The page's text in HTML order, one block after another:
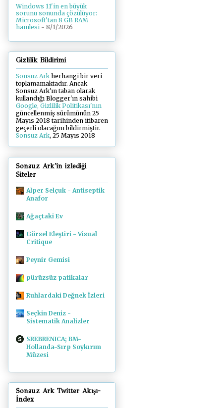
Windows 11'in en büyük
sorunu sonunda çözülüyor:
Microsoft'tan 8 GB RAM
hamlesi - 8/1/2026
Gizlilik Bildirimi
Sonsuz Arkherhangi bir veri
toplamamaktadır. Ancak
Sonsuz Ark'ın taban olarak
kullandığı Blogger'ın sahibi
Google, Gizlilik Politikası'nın
güncellenmiş sürümünün 25
Mayıs 2018 tarihinden itibaren
geçerli olacağını bildirmiştir.
Sonsuz Ark, 25 Mayıs 2018
Sonsuz Ark'in izlediği
Siteler
Alper Selçuk - Antiseptik
Anafor
Ağaçtaki Ev
Görsel Eleştiri - Visual
Critique
Peynir Gemisi
pürüzsüz patikalar
Ruhlardaki Değnek İzleri
Seçkin Deniz -
Sistematik Analizler
SREBRENICA; BM-
Hollanda-Sırp Soykırım
Müzesi
Sonsuz Ark Twitter Akışı-
İndex